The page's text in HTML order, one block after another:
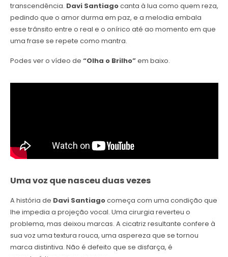
transcendência. Davi Santiagocanta à lua como quem reza,
pedindo que o amor durma em paz, e a melodia embala
esse trânsito entre o real e o onírico até ao momento em que
uma frase se repete como mantra.
Podes ver o vídeo de “Olha o Brilho”em baixo.
Uma voz que nasceu duas vezes
A história de Davi Santiagocomeça com uma condição que
lhe impedia a projeção vocal. Uma cirurgia reverteu o
problema, mas deixou marcas. A cicatriz resultante confere à
sua voz uma textura rouca, uma aspereza que se tornou
marca distintiva. Não é defeito que se disfarça, é